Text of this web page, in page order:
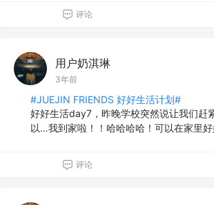
评论
用户奶淇琳
3年前
#JUEJIN FRIENDS 好好生活计划#
好好生活day7，昨晚学校突然说让我们赶
以…我到家啦！！哈哈哈哈！可以在家里
评论